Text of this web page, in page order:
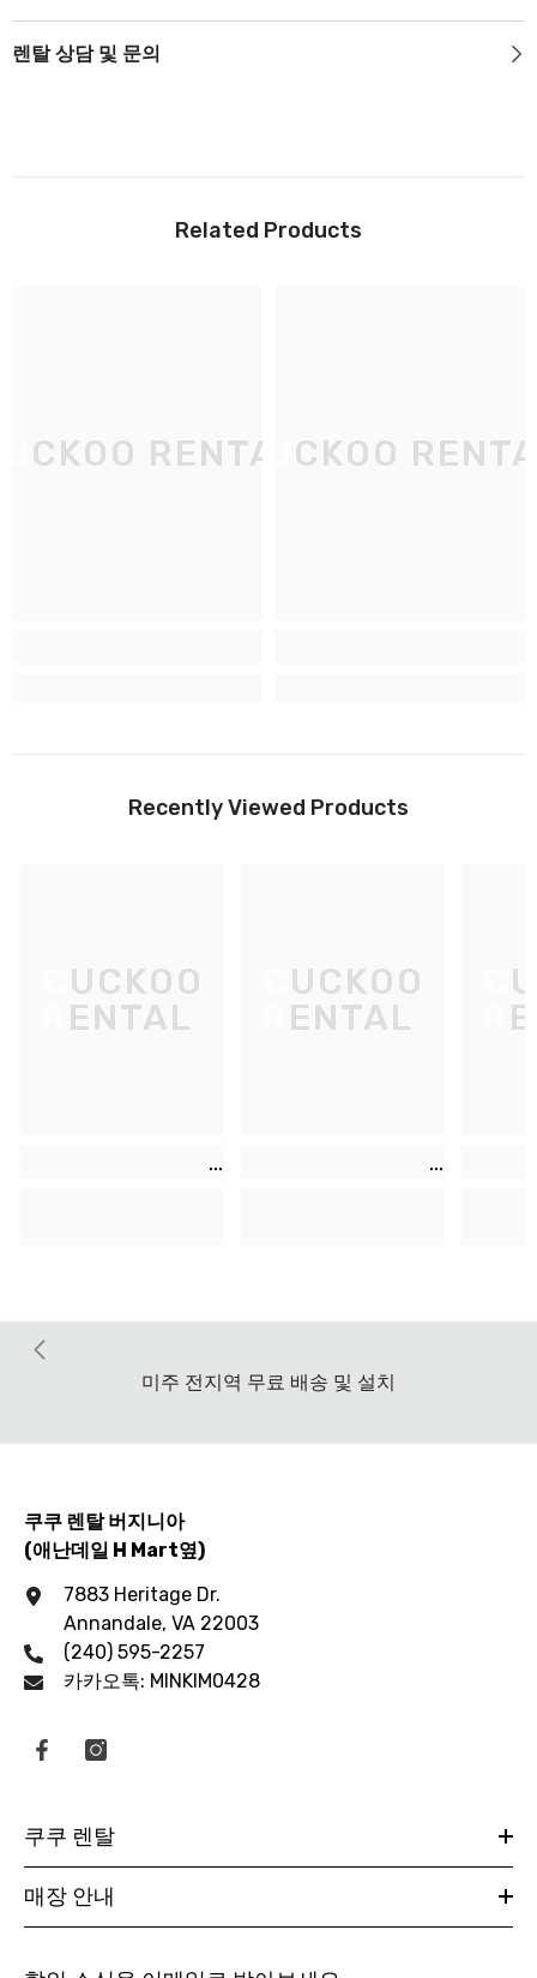
렌탈 상담 및 문의
Related Products
RENTALCUCKOO
Recently Viewed Products
CUCKOO
RENTAL
CUCKOO
RENTAL
미주 전지역 무료 배송 및 설치
쿠쿠 렌탈 버지니아
(애난데일 H Mart옆)
7883 Heritage Dr.
Annandale, VA 22003
(240) 595-2257
카카오톡: MINKIM0428
쿠쿠 렌탈
매장 안내